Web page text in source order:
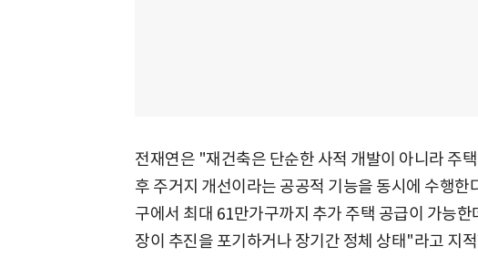
전재연은 "재건축은 단순한 사적 개발이 아니라 주
후 주거지 개선이라는 공공적 기능을 동시에 수행
구에서 최대 61만가구까지 추가 주택 공급이 가능
장이 추진을 포기하거나 장기간 정체 상태"라고 지